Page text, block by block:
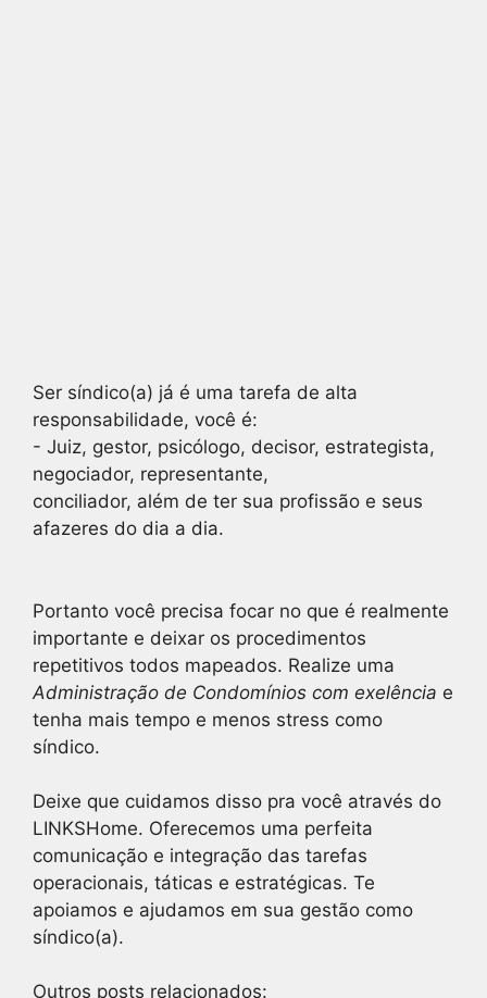
Ser síndico(a) já é uma tarefa de alta
responsabilidade, você é:
- Juiz, gestor, psicólogo, decisor, estrategista,
negociador, representante,
conciliador, além de ter sua profissão e seus
afazeres do dia a dia.
Portanto você precisa focar no que é realmente
importante e deixar os procedimentos
repetitivos todos mapeados. Realize uma
Administração de Condomínios com exelência e
tenha mais tempo e menos stress como
síndico.
Deixe que cuidamos disso pra você através do
LINKSHome. Oferecemos uma perfeita
comunicação e integração das tarefas
operacionais, táticas e estratégicas. Te
apoiamos e ajudamos em sua gestão como
síndico(a).
Outros posts relacionados: